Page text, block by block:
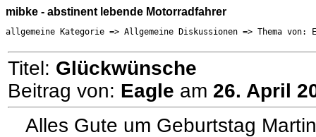
mibke - abstinent lebende Motorradfahrer
allgemeine Kategorie => Allgemeine Diskussionen => Thema
Titel: Glückwünsche
Beitrag von: Eagle am 26. April
Alles Gute um Geburtstag Martin